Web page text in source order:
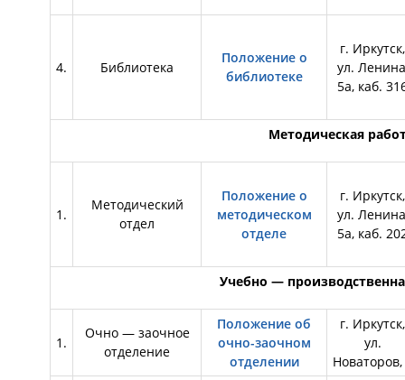
4. Библиотека
Положение о
библиотеке
г. Иркутск,
ул.
5а, каб.
Методическая
1.
Методический
отдел
Положение о
методическом
отделе
г. Иркутск,
ул.
5а, каб.
Учебно —
1.
Очно — заочное
отделение
Положение об
очно-заочном
отделении
г. Иркутск,
ул.
Новаторов,